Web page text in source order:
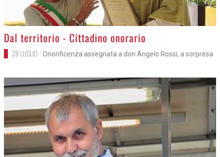
>
Dal territorio - Cittadino onorario
28 LUGLIO Onorificenza assegnata a don Angelo Rossi, a sorpresa